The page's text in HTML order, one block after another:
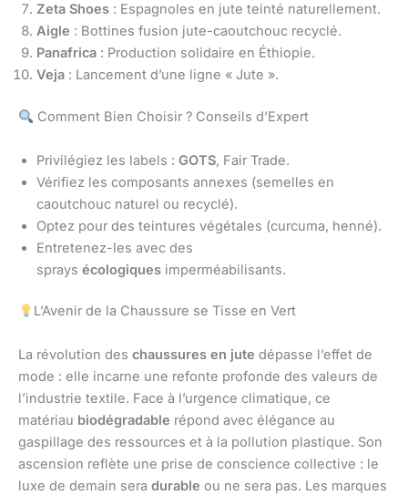
Zeta Shoes : Espagnoles en jute teinté naturellement.
Aigle : Bottines fusion jute-caoutchouc recyclé.
Panafrica : Production solidaire en Éthiopie.
Veja : Lancement d’une ligne « Jute ».
Comment Bien Choisir ? Conseils d’Expert
Privilégiez les labels : GOTS, Fair Trade.
Vérifiez les composants annexes (semelles en
caoutchouc naturel ou recyclé).
Optez pour des teintures végétales (curcuma, henné).
Entretenez-les avec des
sprays écologiques imperméabilisants.
L’Avenir de la Chaussure se Tisse en Vert
La révolution des chaussures en jute dépasse l’effet de
mode : elle incarne une refonte profonde des valeurs de
l’industrie textile. Face à l’urgence climatique, ce
matériau biodégradable répond avec élégance au
gaspillage des ressources et à la pollution plastique. Son
ascension reflète une prise de conscience collective : le
luxe de demain sera durable ou ne sera pas. Les marques